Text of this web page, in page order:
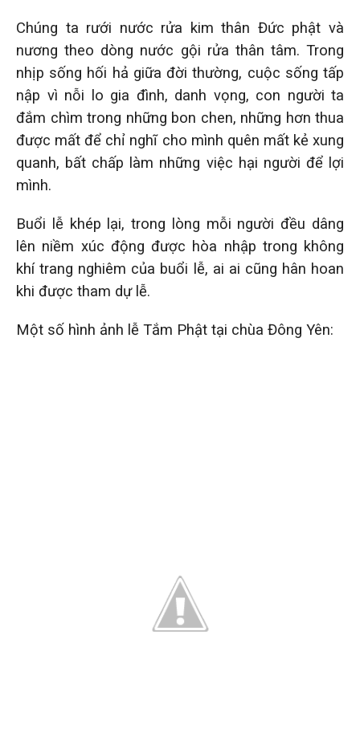
Chúng ta rưới nước rửa kim thân Đức phật và
nương theo dòng nước gội rửa thân tâm. Trong
nhịp sống hối hả giữa đời thường, cuộc sống tấp
nập vì nỗi lo gia đình, danh vọng, con người ta
đắm chìm trong những bon chen, những hơn thua
được mất để chỉ nghĩ cho mình quên mất kẻ xung
quanh, bất chấp làm những việc hại người để lợi
mình.
Buổi lễ khép lại, trong lòng mỗi người đều dâng
lên niềm xúc động được hòa nhập trong không
khí trang nghiêm của buổi lễ, ai ai cũng hân hoan
khi được tham dự lễ.
Một số hình ảnh lễ Tắm Phật tại chùa Đông Yên: